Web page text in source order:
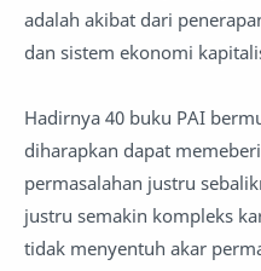
adalah akibat dari
dan sistem ekonomi
Hadirnya 40 buku PAI
diharapkan dapat
permasalahan justru
justru semakin kompleks
tidak menyentuh akar